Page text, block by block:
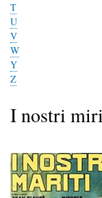
T
U
V
W
Y
Z
I nostri